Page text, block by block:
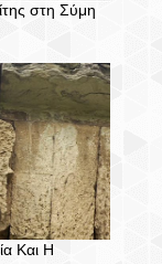
στη Σύμη
Και Η